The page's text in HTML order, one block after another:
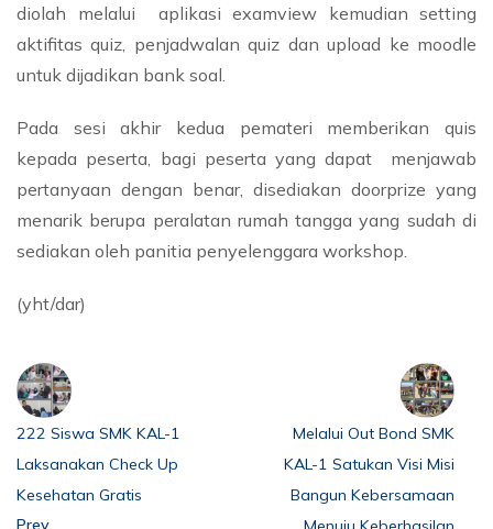
diolah melalui aplikasi examview kemudian setting
aktifitas quiz, penjadwalan quiz dan upload ke moodle
untuk dijadikan bank soal.
Pada sesi akhir kedua pemateri memberikan quis
kepada peserta, bagi peserta yang dapat menjawab
pertanyaan dengan benar, disediakan doorprize yang
menarik berupa peralatan rumah tangga yang sudah di
sediakan oleh panitia penyelenggara workshop.
(yht/dar)
222 Siswa SMK KAL-1
Laksanakan Check Up
Kesehatan Gratis
Prev
Melalui Out Bond SMK
KAL-1 Satukan Visi Misi
Bangun Kebersamaan